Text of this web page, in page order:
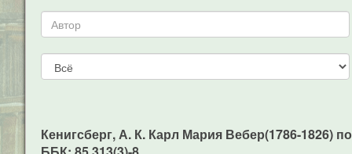
Кенигсберг, А. К. Карл Мария Вебер(1786-1826)